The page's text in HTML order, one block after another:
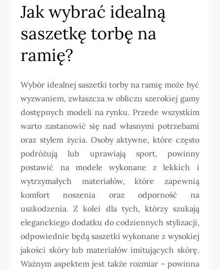
Jak wybrać idealną
saszetkę torbę na
ramię?
Wybór idealnej saszetki torby na ramię może być
wyzwaniem, zwłaszcza w obliczu szerokiej gamy
dostępnych modeli na rynku. Przede wszystkim
warto zastanowić się nad własnymi potrzebami
oraz stylem życia. Osoby aktywne, które często
podróżują lub uprawiają sport, powinny
postawić na modele wykonane z lekkich i
wytrzymałych materiałów, które zapewnią
komfort noszenia oraz odporność na
uszkodzenia. Z kolei dla tych, którzy szukają
eleganckiego dodatku do codziennych stylizacji,
odpowiednie będą saszetki wykonane z wysokiej
jakości skóry lub materiałów imitujących skórę.
Ważnym aspektem jest także rozmiar – powinna